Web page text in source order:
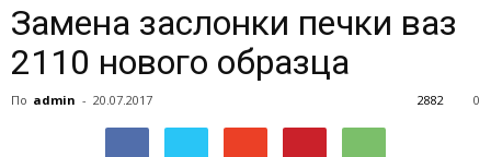
об
Замена заслонки печки ваз
2110 нового образца
По admin - 20.07.2017 0
2882